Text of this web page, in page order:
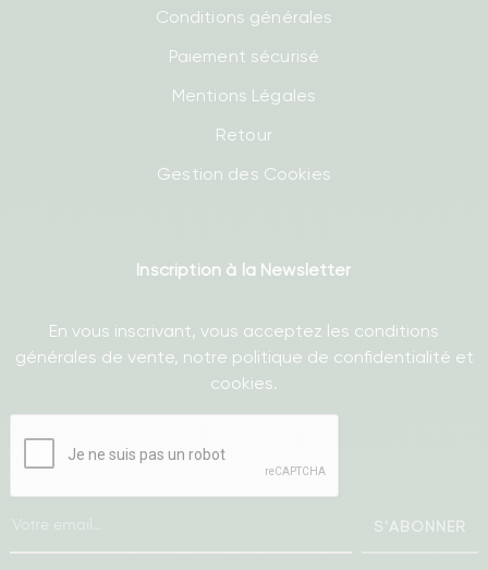
Conditions générales
Paiement sécurisé
Mentions Légales
Retour
Gestion des Cookies
Inscription à la Newsletter
En vous inscrivant, vous acceptez les conditions
générales de vente, notre politique de confidentialité et
cookies.
S'ABONNER